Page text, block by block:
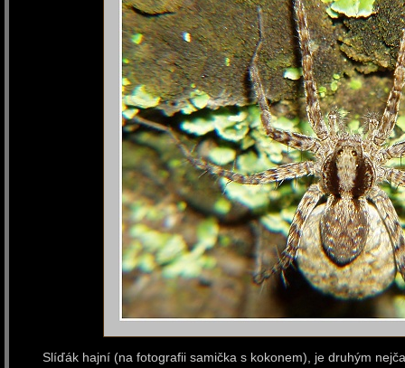
Slíďák hajní (na fotografii samička s kokonem), je druhým